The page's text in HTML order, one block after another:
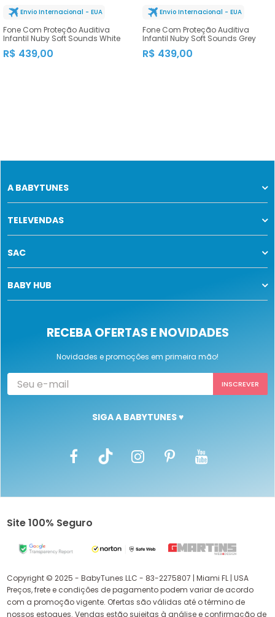
Envio Internacional - EUA
Fone Com Proteção Auditiva
Infantil Nuby Soft Sounds White
R$ 439,00
Envio Internacional - EUA
Fone Com Proteção Auditiva
Infantil Nuby Soft Sounds Grey
R$ 439,00
A BABYTUNES
TELEVENDAS
SAC
BABY HUB
RECEBA OFERTAS E NOVIDADES
Novidades e promoções em primeira mão!
SIGA A BABYTUNES ♥
Site 100% Seguro
Copyright © 2025 - BabyTunes LLC - 83-2275807 | Miami FL | USA
Preços, frete e condições de pagamento podem variar de acordo
com a promoção vigente. Ofertas são válidas até o término de
nossos estoques. Vendas estão sujeitas à análise e confirmação de